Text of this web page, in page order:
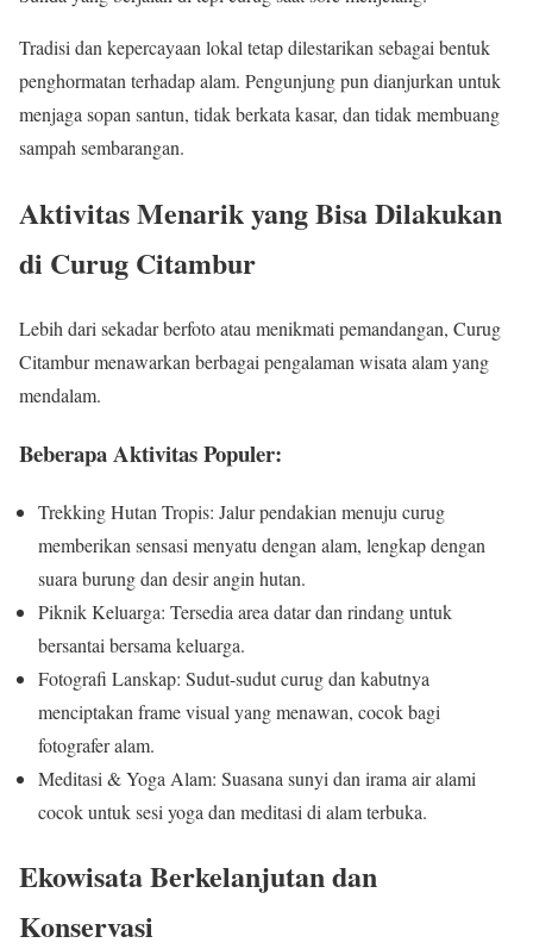
Tradisi dan kepercayaan lokal tetap dilestarikan sebagai bentuk
penghormatan terhadap alam. Pengunjung pun dianjurkan untuk
menjaga sopan santun, tidak berkata kasar, dan tidak membuang
sampah sembarangan.
Aktivitas Menarik yang Bisa Dilakukan
di Curug Citambur
Lebih dari sekadar berfoto atau menikmati pemandangan, Curug
Citambur menawarkan berbagai pengalaman wisata alam yang
mendalam.
Beberapa Aktivitas Populer:
Trekking Hutan Tropis: Jalur pendakian menuju curug
memberikan sensasi menyatu dengan alam, lengkap dengan
suara burung dan desir angin hutan.
Piknik Keluarga: Tersedia area datar dan rindang untuk
bersantai bersama keluarga.
Fotografi Lanskap: Sudut-sudut curug dan kabutnya
menciptakan frame visual yang menawan, cocok bagi
fotografer alam.
Meditasi & Yoga Alam: Suasana sunyi dan irama air alami
cocok untuk sesi yoga dan meditasi di alam terbuka.
Ekowisata Berkelanjutan dan
Konservasi